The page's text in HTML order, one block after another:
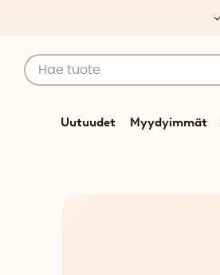
Uutuudet Myydyimmät